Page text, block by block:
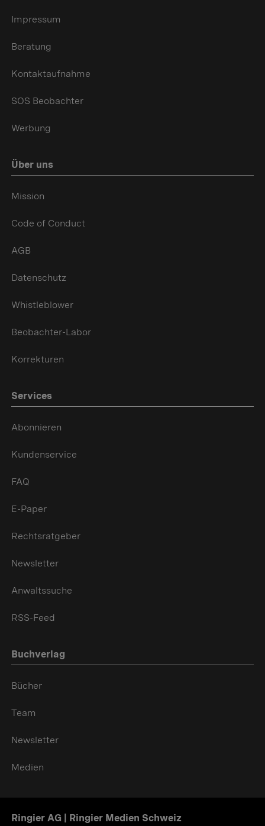
Impressum
Beratung
Kontaktaufnahme
SOS Beobachter
Werbung
Über uns
Mission
Code of Conduct
AGB
Datenschutz
Whistleblower
Beobachter-Labor
Korrekturen
Services
Abonnieren
Kundenservice
FAQ
E-Paper
Rechtsratgeber
Newsletter
Anwaltssuche
RSS-Feed
Buchverlag
Bücher
Team
Newsletter
Medien
Ringier AG | Ringier Medien Schweiz